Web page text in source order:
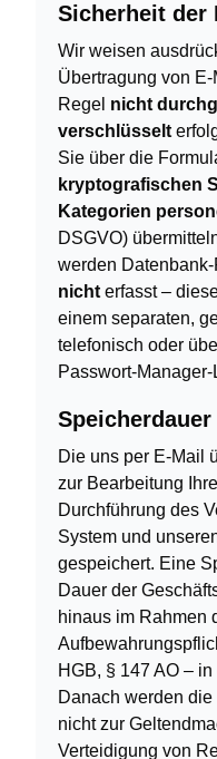
Sicherheit der
Wir weisen
Übertragung von
Regel nicht
verschlüsselt
Sie über die
kryptografischen
Kategorien
DSGVO)
werden
nicht erfasst –
einem separaten,
telefonisch oder
Passwort-Manager-
Die uns per E-Mail
zur Bearbeitung
Durchführung des
System und
gespeichert. Eine
Dauer der
hinaus im Rahmen
HGB, § 147 AO –
Danach werden
nicht zur
Verteidigung von